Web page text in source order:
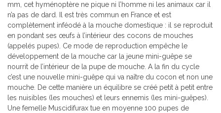
mm, cet hyménoptère ne pique ni l’homme ni les animaux car il
n’a pas de dard. Il est très commun en France et est
complètement inféodé à la mouche domestique : il se reproduit
en pondant ses œufs à l’intérieur des cocons de mouches
(appelés pupes). Ce mode de reproduction empêche le
développement de la mouche car la jeune mini-guêpe se
nourrit de l’intérieur de la pupe de mouche. A la fin du cycle
c’est une nouvelle mini-guêpe qui va naître du cocon et non une
mouche. De cette manière un équilibre se créé petit à petit entre
les nuisibles (les mouches) et leurs ennemis (les mini-guêpes).
Une femelle Muscidifurax tue en moyenne 100 pupes de